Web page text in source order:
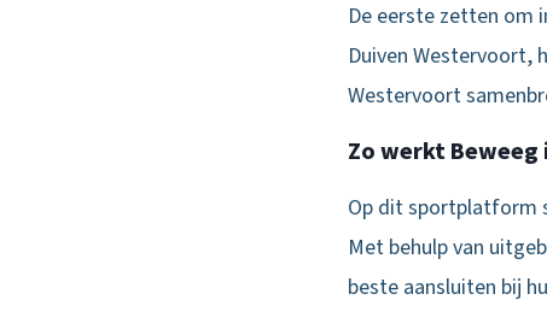
De eerste zetten om
Duiven Westervoort,
Westervoort
Zo werkt
Op dit sportplatform
Met behulp van
beste aansluiten bij